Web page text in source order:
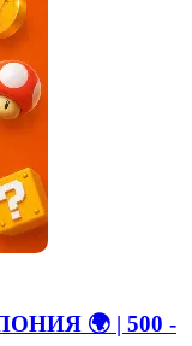
🌍 | 500 -